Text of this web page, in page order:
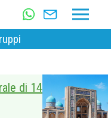
di 14